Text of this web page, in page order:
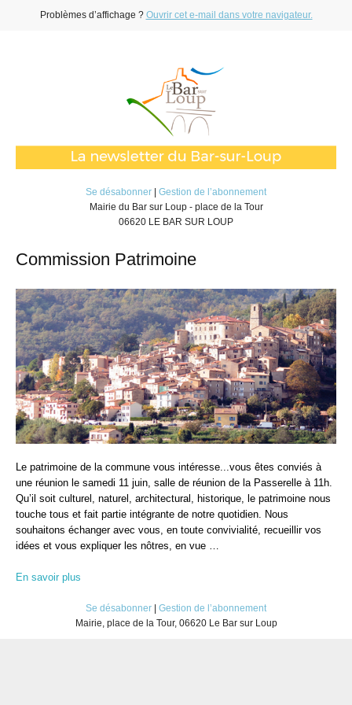
Problèmes d’affichage ? Ouvrir cet e-mail dans votre navigateur.
Se désabonner
Gestion de l’abonnement
Mairie du Bar sur Loup - place de la Tour
06620 LE BAR SUR LOUP
Commission Patrimoine
Le patrimoine de la commune vous intéresse...vous êtes conviés à
une réunion le samedi 11 juin, salle de réunion de la Passerelle à 11h.
Qu’il soit culturel, naturel, architectural, historique, le patrimoine nous
touche tous et fait partie intégrante de notre quotidien. Nous
souhaitons échanger avec vous, en toute convivialité, recueillir vos
idées et vous expliquer les nôtres, en vue …
En savoir plus
Se désabonner
Gestion de l’abonnement
Mairie, place de la Tour, 06620 Le Bar sur Loup